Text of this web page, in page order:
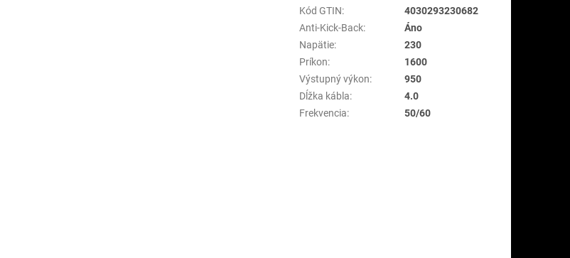
Kód GTIN:
4030293230682
Anti-Kick-Back:
Áno
Napätie:
230
Príkon:
1600
Výstupný výkon:
950
Dĺžka kábla:
4.0
Frekvencia: 50/60